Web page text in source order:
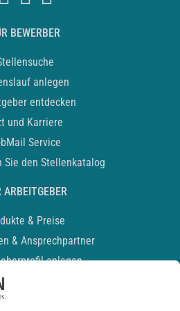
BEWERBER
anlegen
entdecken
und Karriere
Service
Sie den Stellenkatalog
ARBEITGEBER
& Preise
& Ansprechpartner
anlegen
Podcast